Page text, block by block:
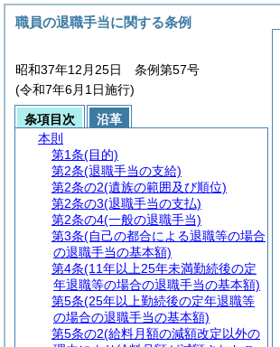
職員の退職手当に関する条例
昭和37年12月25日 条例第57号
(令和7年6月1日施行)
条項目次
沿革
本則
第1条(目的)
第2条(退職手当の支給)
第2条の2(遺族の範囲及び順位)
第2条の3(退職手当の支払)
第2条の4(一般の退職手当)
第3条(自己の都合による退職等の場合
の退職手当の基本額)
第4条(11年以上25年未満勤続後の定
年退職等の場合の退職手当の基本額)
第5条(25年以上勤続後の定年退職等
の場合の退職手当の基本額)
第5条の2(給料月額の減額改定以外の